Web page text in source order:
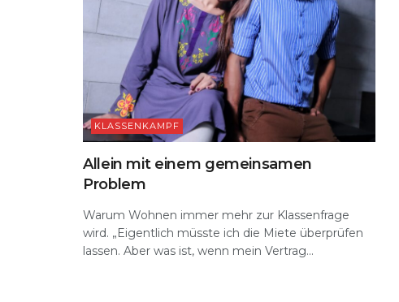
KLASSENKAMPF
Allein mit einem gemeinsamen
Problem
Warum Wohnen immer mehr zur Klassenfrage
wird. „Eigentlich müsste ich die Miete überprüfen
lassen. Aber was ist, wenn mein Vertrag...